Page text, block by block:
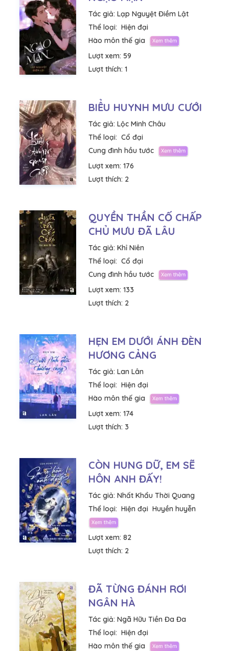
Tác giả: Lạp Nguyệt Điềm Lật
Thể loại: Hiện đại
Hào môn thế gia
Lượt xem: 59
Lượt thích: 1
BIỂU HUYNH MƯU CƯỚI
Tác giả: Lộc Minh Châu
Thể loại: Cổ đại
Cung đình hầu tước
Lượt xem: 176
Lượt thích: 2
QUYỀN THẦN CỐ CHẤP
CHỦ MƯU ĐÃ LÂU
Tác giả: Khỉ Niên
Thể loại: Cổ đại
Cung đình hầu tước
Lượt xem: 133
Lượt thích: 2
HẸN EM DƯỚI ÁNH ĐÈN
HƯƠNG CẢNG
Tác giả: Lan Lân
Thể loại: Hiện đại
Hào môn thế gia
Lượt xem: 174
Lượt thích: 3
CÒN HUNG DỮ, EM SẼ
HÔN ANH ĐẤY!
Tác giả: Nhất Khẩu Thời Quang
Thể loại: Hiện đại Huyền huyễn
Lượt xem: 82
Lượt thích: 2
ĐÃ TỪNG ĐÁNH RƠI
NGÂN HÀ
Tác giả: Ngã Hữu Tiền Đa Đa
Thể loại: Hiện đại
Hào môn thế gia